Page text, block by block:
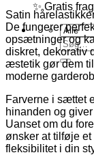
✨ Gratis
Søg
efter:
Satin
De fungerer
opsætninger og
diskret, dekorativ
æstetik gør dem
moderne
Farverne i sættet
hinanden og
Uanset om du
ønsker at tilføje
fleksibilitet i din